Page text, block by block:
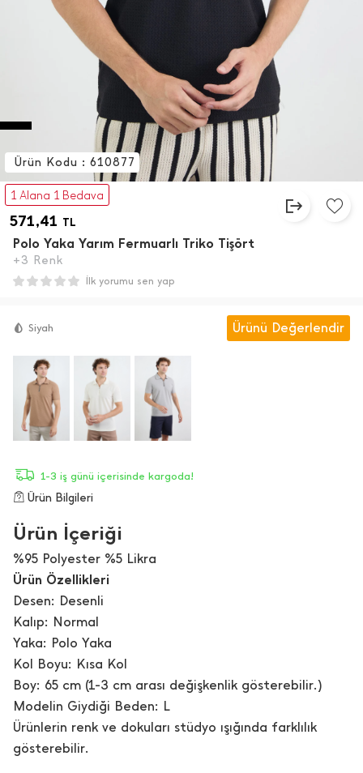
1 Alana 1 Bedava
571,41 TL
Polo Yaka Yarım Fermuarlı Triko Tişört
+3 Renk
Ürün Kodu : 610877
İlk yorumu sen yap
Siyah Ürünü Değerlendir
1-3 iş günü içerisinde kargoda!
Ürün Bilgileri
Ürün İçeriği
%95 Polyester %5 Likra
Ürün Özellikleri
Desen: Desenli
Kalıp: Normal
Yaka: Polo Yaka
Kol Boyu: Kısa Kol
Boy: 65 cm (1-3 cm arası değişkenlik gösterebilir.)
Modelin Giydiği Beden: L
Ürünlerin renk ve dokuları stüdyo ışığında farklılık
gösterebilir.